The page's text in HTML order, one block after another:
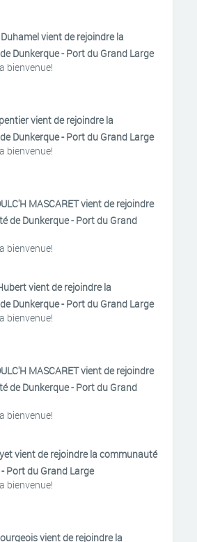
vient de rejoindre la
Dunkerque - Port du Grand Large
bienvenue!
vient de rejoindre la
Dunkerque - Port du Grand Large
bienvenue!
MASCARET vient de rejoindre
de Dunkerque - Port du Grand
bienvenue!
vient de rejoindre la
Dunkerque - Port du Grand Large
bienvenue!
MASCARET vient de rejoindre
de Dunkerque - Port du Grand
bienvenue!
vient de rejoindre la communauté
Port du Grand Large
bienvenue!
vient de rejoindre la